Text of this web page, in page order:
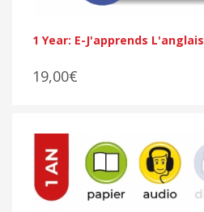
1 Year: E-J'apprends L'anglais
19,00€